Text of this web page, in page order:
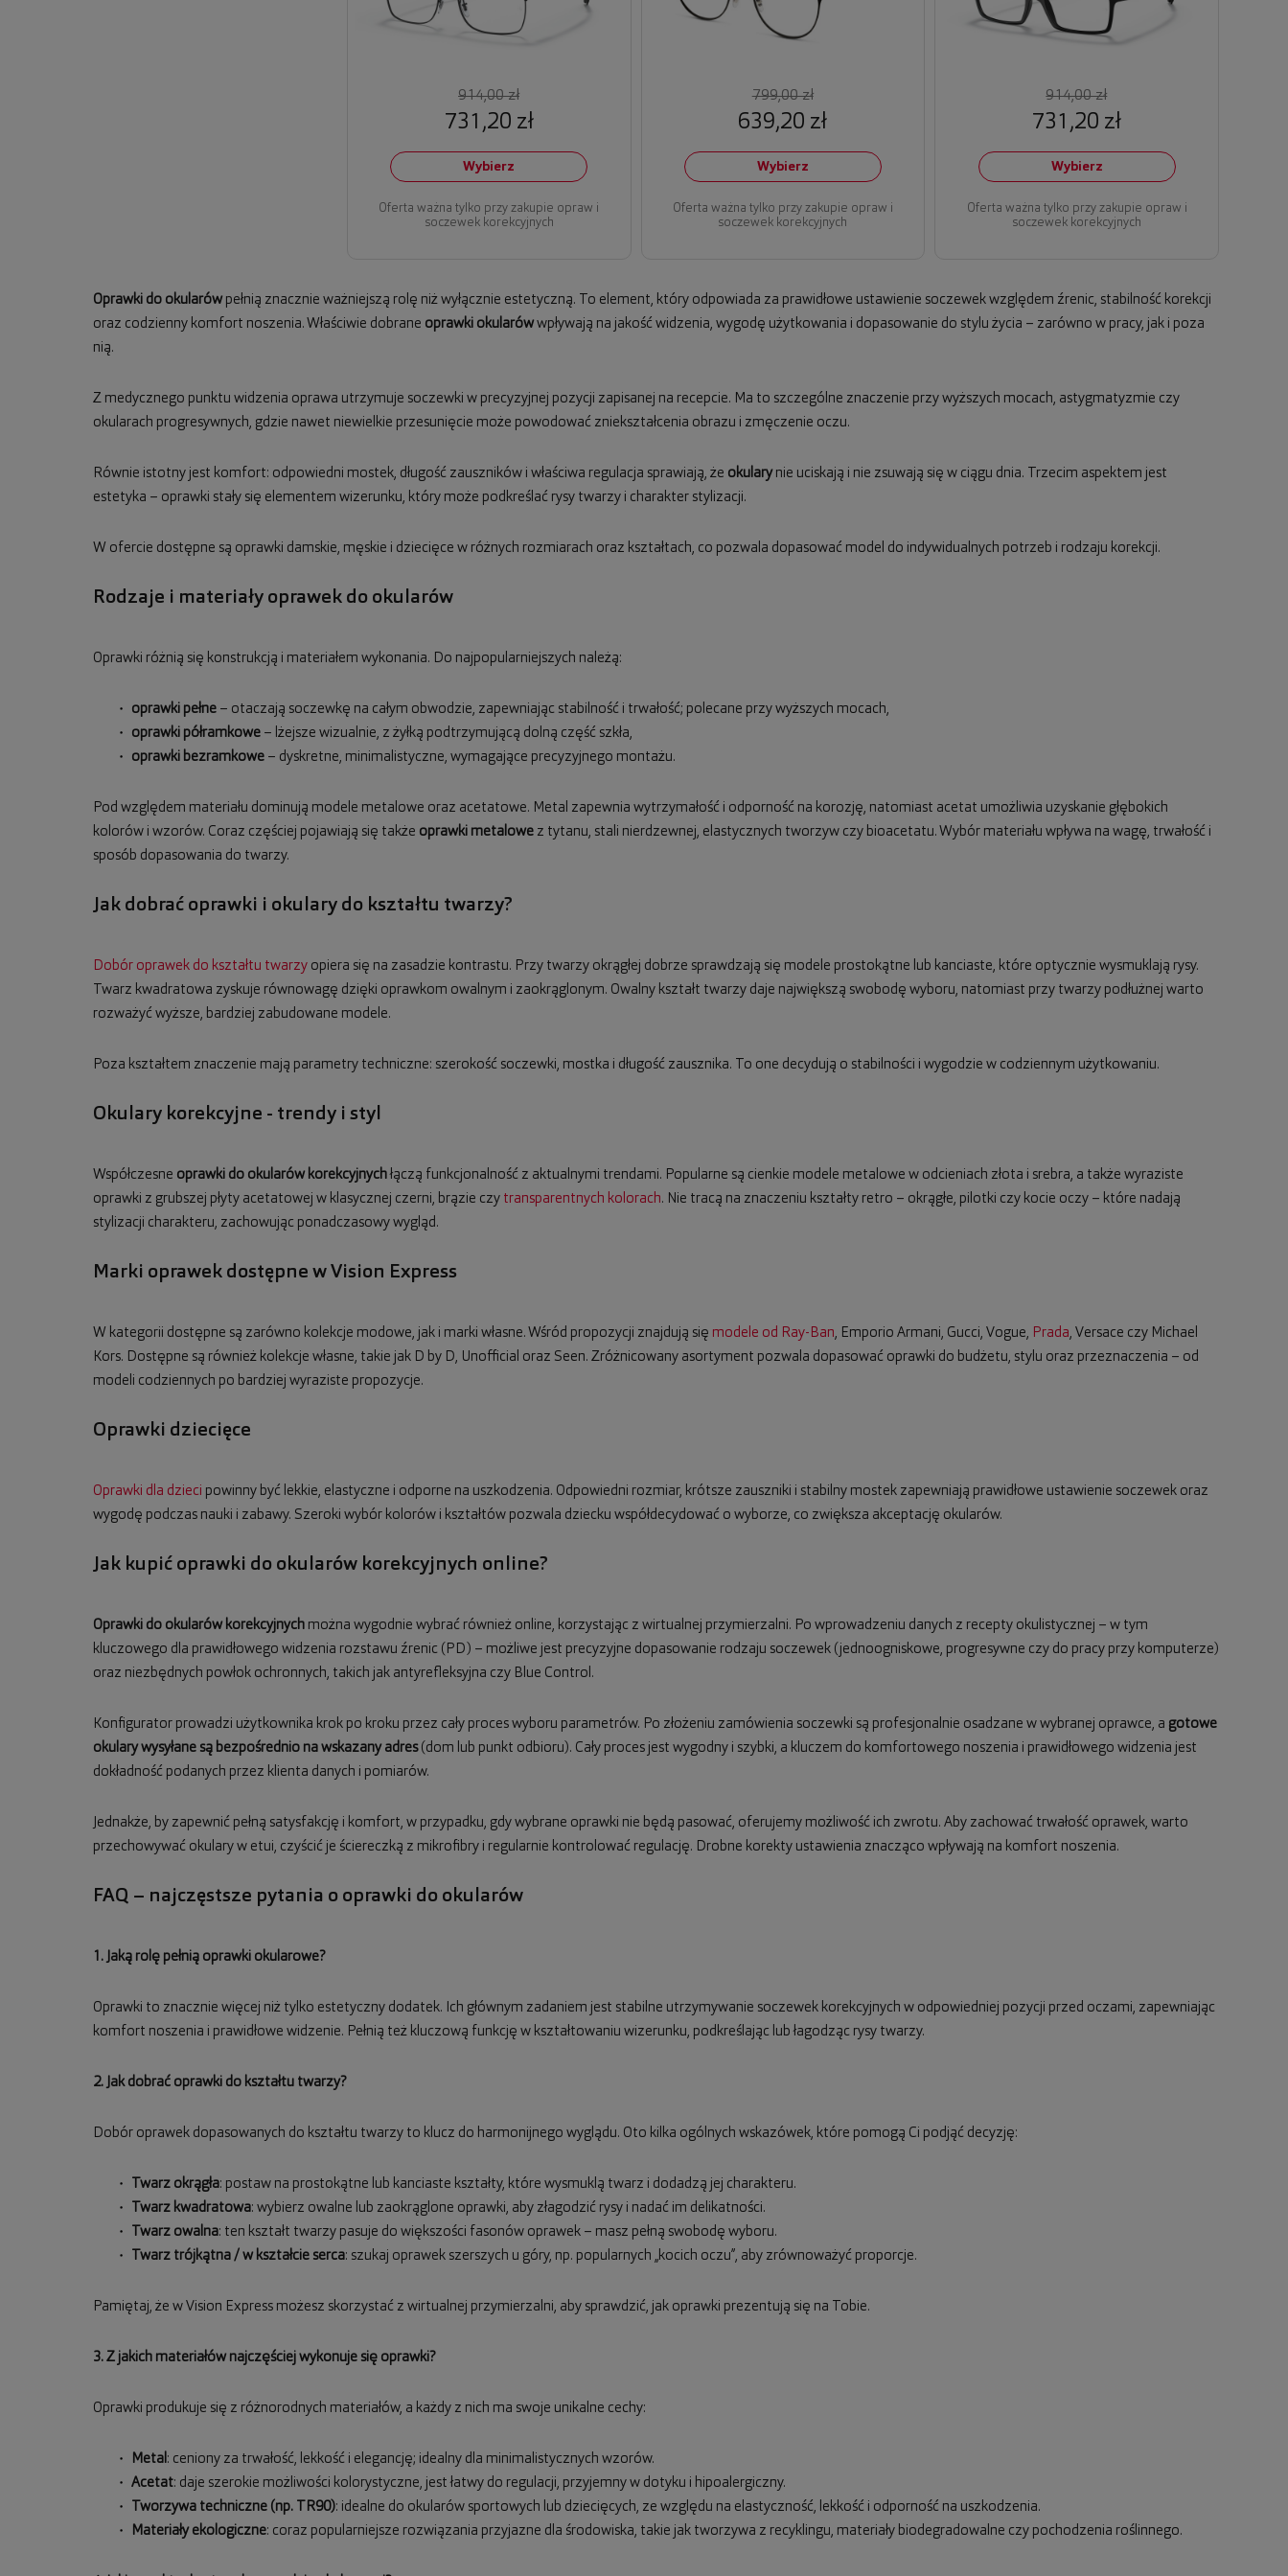
914,00 zł
731,20 zł
Wybierz
Oferta ważna tylko przy zakupie opraw i
soczewek korekcyjnych
799,00 zł
639,20 zł
Wybierz
Oferta ważna tylko przy zakupie opraw i
soczewek korekcyjnych
914,00 zł
731,20 zł
Wybierz
Oferta ważna tylko przy zakupie opraw i
soczewek korekcyjnych
Oprawki do okularów pełnią znacznie ważniejszą rolę niż wyłącznie estetyczną. To element, który odpowiada za prawidłowe ustawienie soczewek względem źrenic, stabilność korekcji
oraz codzienny komfort noszenia. Właściwie dobrane oprawki okularów wpływają na jakość widzenia, wygodę użytkowania i dopasowanie do stylu życia – zarówno w pracy, jak i poza
nią.
Z medycznego punktu widzenia oprawa utrzymuje soczewki w precyzyjnej pozycji zapisanej na recepcie. Ma to szczególne znaczenie przy wyższych mocach, astygmatyzmie czy
okularach progresywnych, gdzie nawet niewielkie przesunięcie może powodować zniekształcenia obrazu i zmęczenie oczu.
Równie istotny jest komfort: odpowiedni mostek, długość zauszników i właściwa regulacja sprawiają, że okularynie uciskają i nie zsuwają się w ciągu dnia. Trzecim aspektem jest
estetyka – oprawki stały się elementem wizerunku, który może podkreślać rysy twarzy i charakter stylizacji.
W ofercie dostępne są oprawki damskie, męskie i dziecięce w różnych rozmiarach oraz kształtach, co pozwala dopasować model do indywidualnych potrzeb i rodzaju korekcji.
Rodzaje i materiały oprawek do okularów
Oprawki różnią się konstrukcją i materiałem wykonania. Do najpopularniejszych należą:
oprawki pełne – otaczają soczewkę na całym obwodzie, zapewniając stabilność i trwałość; polecane przy wyższych mocach,
oprawki półramkowe – lżejsze wizualnie, z żyłką podtrzymującą dolną część szkła,
oprawki bezramkowe – dyskretne, minimalistyczne, wymagające precyzyjnego montażu.
Pod względem materiału dominują modele metalowe oraz acetatowe. Metal zapewnia wytrzymałość i odporność na korozję, natomiast acetat umożliwia uzyskanie głębokich
kolorów i wzorów. Coraz częściej pojawiają się także oprawki metalowe z tytanu, stali nierdzewnej, elastycznych tworzyw czy bioacetatu. Wybór materiału wpływa na wagę, trwałość i
sposób dopasowania do twarzy.
Jak dobrać oprawki i okulary do kształtu twarzy?
Dobór oprawek do kształtu twarzy opiera się na zasadzie kontrastu. Przy twarzy okrągłej dobrze sprawdzają się modele prostokątne lub kanciaste, które optycznie wysmuklają rysy.
Twarz kwadratowa zyskuje równowagę dzięki oprawkom owalnym i zaokrąglonym. Owalny kształt twarzy daje największą swobodę wyboru, natomiast przy twarzy podłużnej warto
rozważyć wyższe, bardziej zabudowane modele.
Poza kształtem znaczenie mają parametry techniczne: szerokość soczewki, mostka i długość zausznika. To one decydują o stabilności i wygodzie w codziennym użytkowaniu.
Okulary korekcyjne - trendy i styl
Współczesne oprawki do okularów korekcyjnychłączą funkcjonalność z aktualnymi trendami. Popularne są cienkie modele metalowe w odcieniach złota i srebra, a także wyraziste
oprawki z grubszej płyty acetatowej w klasycznej czerni, brązie czy transparentnych kolorach. Nie tracą na znaczeniu kształty retro – okrągłe, pilotki czy kocie oczy – które nadają
stylizacji charakteru, zachowując ponadczasowy wygląd.
Marki oprawek dostępne w Vision Express
W kategorii dostępne są zarówno kolekcje modowe, jak i marki własne. Wśród propozycji znajdują się modele od Ray-Ban, Emporio Armani, Gucci, Vogue, Prada, Versace czy Michael
Kors. Dostępne są również kolekcje własne, takie jak D by D, Unofficial oraz Seen. Zróżnicowany asortyment pozwala dopasować oprawki do budżetu, stylu oraz przeznaczenia – od
modeli codziennych po bardziej wyraziste propozycje.
Oprawki dziecięce
Oprawki dla dzieci powinny być lekkie, elastyczne i odporne na uszkodzenia. Odpowiedni rozmiar, krótsze zauszniki i stabilny mostek zapewniają prawidłowe ustawienie soczewek oraz
wygodę podczas nauki i zabawy. Szeroki wybór kolorów i kształtów pozwala dziecku współdecydować o wyborze, co zwiększa akceptację okularów.
Jak kupić oprawki do okularów korekcyjnych online?
Oprawki do okularów korekcyjnych można wygodnie wybrać również online, korzystając z wirtualnej przymierzalni. Po wprowadzeniu danych z recepty okulistycznej – w tym
kluczowego dla prawidłowego widzenia rozstawu źrenic (PD) – możliwe jest precyzyjne dopasowanie rodzaju soczewek (jednoogniskowe, progresywne czy do pracy przy komputerze)
oraz niezbędnych powłok ochronnych, takich jak antyrefleksyjna czy Blue Control.
Konfigurator prowadzi użytkownika krok po kroku przez cały proces wyboru parametrów. Po złożeniu zamówienia soczewki są profesjonalnie osadzane w wybranej oprawce, a gotowe
okulary wysyłane są bezpośrednio na wskazany adres(dom lub punkt odbioru). Cały proces jest wygodny i szybki, a kluczem do komfortowego noszenia i prawidłowego widzenia jest
dokładność podanych przez klienta danych i pomiarów.
Jednakże, by zapewnić pełną satysfakcję i komfort, w przypadku, gdy wybrane oprawki nie będą pasować, oferujemy możliwość ich zwrotu. Aby zachować trwałość oprawek, warto
przechowywać okulary w etui, czyścić je ściereczką z mikrofibry i regularnie kontrolować regulację. Drobne korekty ustawienia znacząco wpływają na komfort noszenia.
FAQ – najczęstsze pytania o oprawki do okularów
1. Jaką rolę pełnią oprawki okularowe?
Oprawki to znacznie więcej niż tylko estetyczny dodatek. Ich głównym zadaniem jest stabilne utrzymywanie soczewek korekcyjnych w odpowiedniej pozycji przed oczami, zapewniając
komfort noszenia i prawidłowe widzenie. Pełnią też kluczową funkcję w kształtowaniu wizerunku, podkreślając lub łagodząc rysy twarzy.
2. Jak dobrać oprawki do kształtu twarzy?
Dobór oprawek dopasowanych do kształtu twarzy to klucz do harmonijnego wyglądu. Oto kilka ogólnych wskazówek, które pomogą Ci podjąć decyzję:
Twarz okrągła: postaw na prostokątne lub kanciaste kształty, które wysmuklą twarz i dodadzą jej charakteru.
Twarz kwadratowa: wybierz owalne lub zaokrąglone oprawki, aby złagodzić rysy i nadać im delikatności.
Twarz owalna: ten kształt twarzy pasuje do większości fasonów oprawek – masz pełną swobodę wyboru.
Twarz trójkątna / w kształcie serca: szukaj oprawek szerszych u góry, np. popularnych „kocich oczu”, aby zrównoważyć proporcje.
Pamiętaj, że w Vision Express możesz skorzystać z wirtualnej przymierzalni, aby sprawdzić, jak oprawki prezentują się na Tobie.
3. Z jakich materiałów najczęściej wykonuje się oprawki?
Oprawki produkuje się z różnorodnych materiałów, a każdy z nich ma swoje unikalne cechy:
Metal : ceniony za trwałość, lekkość i elegancję; idealny dla minimalistycznych wzorów.
Acetat: daje szerokie możliwości kolorystyczne, jest łatwy do regulacji, przyjemny w dotyku i hipoalergiczny.
Tworzywa techniczne (np. TR90): idealne do okularów sportowych lub dziecięcych, ze względu na elastyczność, lekkość i odporność na uszkodzenia.
Materiały ekologiczne: coraz popularniejsze rozwiązania przyjazne dla środowiska, takie jak tworzywa z recyklingu, materiały biodegradowalne czy pochodzenia roślinnego.